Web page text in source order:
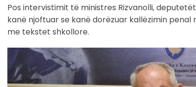
Pos intervistimit të ministres Rizvanolli,
kanë njoftuar se kanë dorëzuar kallëzimin penal
me tekstet shkollore.